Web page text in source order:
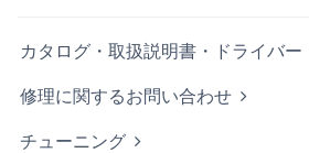
カタログ・取扱説明書・ドライバー
修理に関するお問い合わせ
チューニング